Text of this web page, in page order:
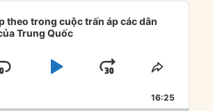
theo trong cuộc trấn áp các dân
Trung Quốc
SKIP
PLAYJUMP
FORWARD
SHARE
16:25